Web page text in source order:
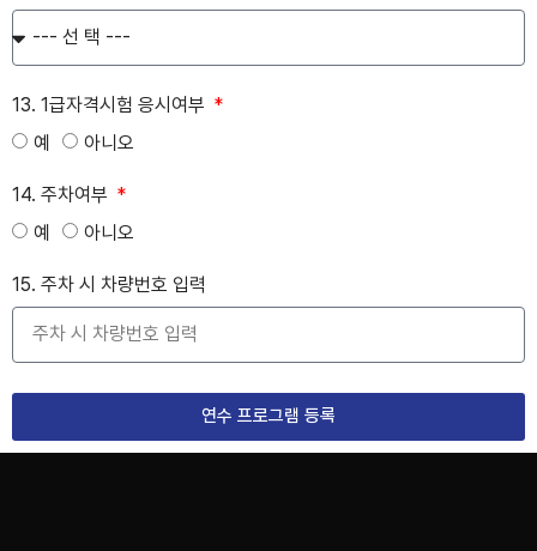
13. 1급자격시험 응시여부
예
아니오
14. 주차여부
예
아니오
15. 주차 시 차량번호 입력
연수 프로그램 등록